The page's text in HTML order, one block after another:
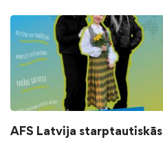
AFS Latvija starptautiskās